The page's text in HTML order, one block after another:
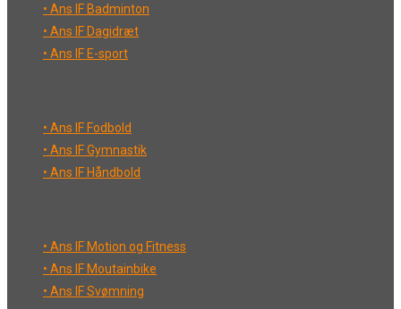
• Ans IF Badminton
• Ans IF Dagidræt
• Ans IF E-sport
• Ans IF Fodbold
• Ans IF Gymnastik
• Ans IF Håndbold
• Ans IF Motion og Fitness
• Ans IF Moutainbike
• Ans IF Svømning